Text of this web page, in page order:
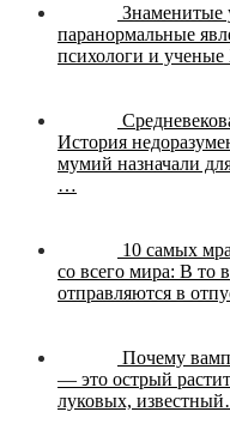
Знаменитые
паранормальные
психологи и
История
мумий назначали
…
10 самых
со всего мира: В то
отправляются в
Почему
— это острый
луковых,